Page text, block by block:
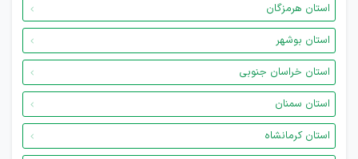
استان هرمزگان
استان بوشهر
استان خراسان جنوبی
استان سمنان
استان کرمانشاه